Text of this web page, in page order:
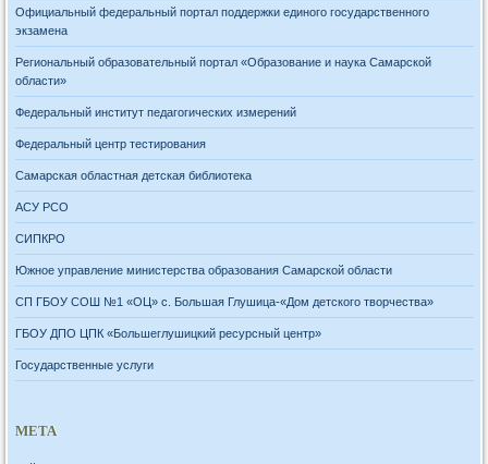
Официальный федеральный портал поддержки единого государственного
экзамена
Региональный образовательный портал «Образование и наука Самарской
области»
Федеральный институт педагогических измерений
Федеральный центр тестирования
Самарская областная детская библиотека
АСУ РСО
СИПКРО
Южное управление министерства образования Самарской области
СП ГБОУ СОШ №1 «ОЦ» с. Большая Глушица-«Дом детского творчества»
ГБОУ ДПО ЦПК «Большеглушицкий ресурсный центр»
Государственные услуги
МЕТА